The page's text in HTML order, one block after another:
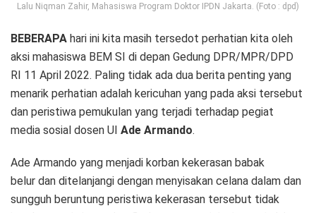
Lalu Niqman Zahir, Mahasiswa Program Doktor IPDN Jakarta. (Foto : dpd)
BEBERAPA hari ini kita masih tersedot perhatian kita oleh
aksi mahasiswa BEM SI di depan Gedung DPR/MPR/DPD
RI 11 April 2022. Paling tidak ada dua berita penting yang
menarik perhatian adalah kericuhan yang pada aksi tersebut
dan peristiwa pemukulan yang terjadi terhadap pegiat
media sosial dosen UI Ade Armando.
Ade Armando yang menjadi korban kekerasan babak
belur dan ditelanjangi dengan menyisakan celana dalam dan
sungguh beruntung peristiwa kekerasan tersebut tidak